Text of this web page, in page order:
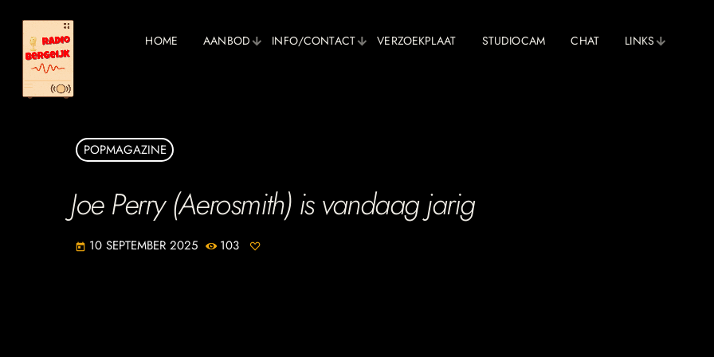
HOME AANBOD INFO/CONTACT VERZOEKPLAAT STUDIOCAM CHAT LINKS
POPMAGAZINE
Joe Perry (Aerosmith) is vandaag jarig
today 10 SEPTEMBER 2025 103